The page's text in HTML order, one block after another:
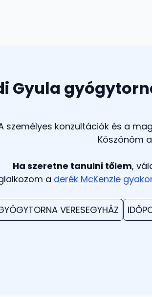
Gyula
személyes konzultációk és a
Köszönöm
Ha szeretne tanulni tőlem,
a derék McKenzie
VERESEGYHÁZ